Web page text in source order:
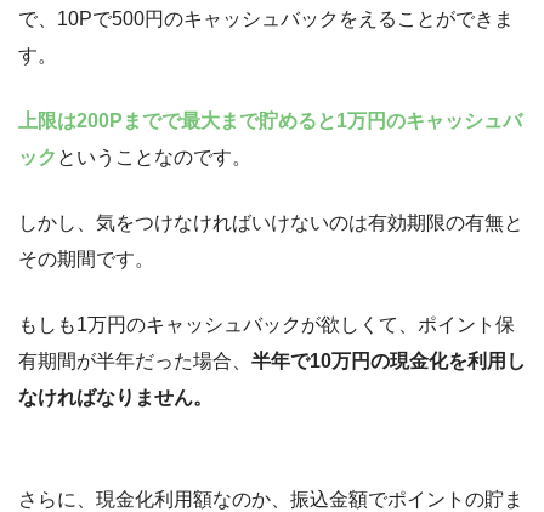
で、10Pで500円のキャッシュバックをえることができま
す。
上限は200Pまでで最大まで貯めると1万円のキャッシュバ
ック ということなのです。
しかし、気をつけなければいけないのは有効期限の有無と
その期間です。
もしも1万円のキャッシュバックが欲しくて、ポイント保
有期間が半年だった場合、 半年で10万円の現金化を利用し
なければなりません。
さらに、現金化利用額なのか、振込金額でポイントの貯ま